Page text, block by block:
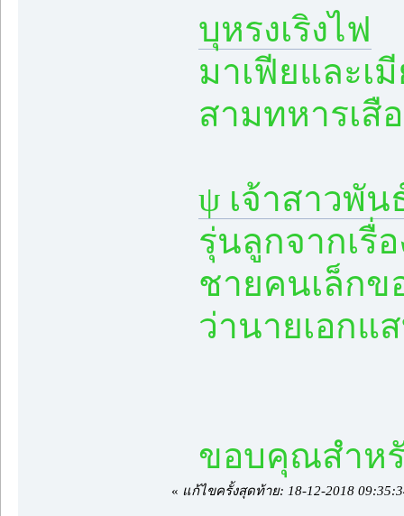
บุหรงเริงไฟ
มาเฟียและเ
สามทหารเสือ
ψ เจ้าสาวพั
รุ่นลูกจากเรื่
ชายคนเล็กข
ว่านายเอกแ
ขอบคุณสำห
« แก้ไขครั้งสุดท้าย: 18-12-2018